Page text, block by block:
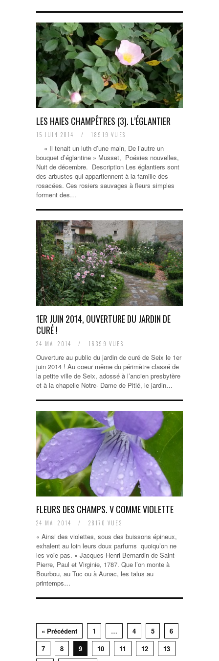
LES HAIES CHAMPÊTRES (3). L’ÉGLANTIER
15 JUIN 2014 / 18919 VUES
« Il tenait un luth d’une main, De l’autre un
bouquet d’églantine » Musset, Poésies nouvelles,
Nuit de décembre. Description Les églantiers sont
des arbustes qui appartiennent à la famille des
rosacées. Ces rosiers sauvages à fleurs simples
forment des…
1ER JUIN 2014, OUVERTURE DU JARDIN DE
CURÉ !
24 MAI 2014 / 16399 VUES
Ouverture au public du jardin de curé de Seix le 1er
juin 2014 ! Au coeur même du périmètre classé de
la petite ville de Seix, adossé à l’ancien presbytère
et à la chapelle Notre- Dame de Pitié, le jardin…
FLEURS DES CHAMPS. V COMME VIOLETTE
24 MAI 2014 / 28170 VUES
« Ainsi des violettes, sous des buissons épineux,
exhalent au loin leurs doux parfums quoiqu’on ne
les voie pas. » Jacques-Henri Bernardin de Saint-
Pierre, Paul et Virginie, 1787. Que l’on monte à
Bourbou, au Tuc ou à Aunac, les talus au
printemps…
« Précédent 1 … 4 5
6
7
8 9 10 11 12
13